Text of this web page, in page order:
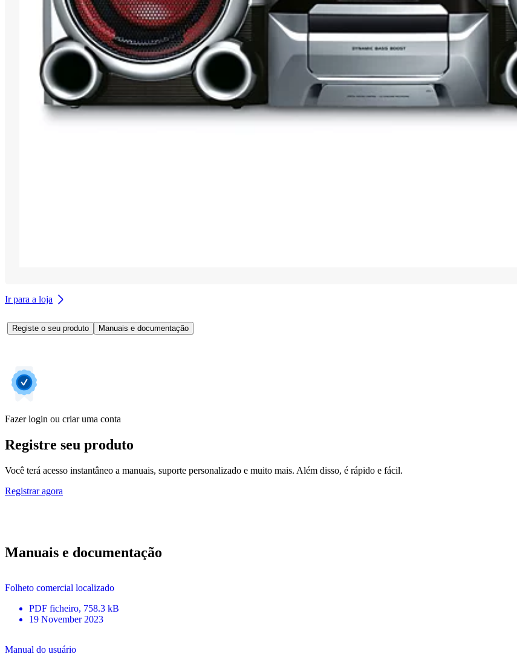
Ir para a loja
Registe o seu produto Manuais e documentação
Fazer login ou criar uma conta
Registre seu produto
Você terá acesso instantâneo a manuais, suporte personalizado e muito mais. Além disso, é rápido e fácil.
Registrar agora
Manuais e documentação
Folheto comercial localizado
PDF ficheiro, 758.3 kB
19 November 2023
Manual do usuário